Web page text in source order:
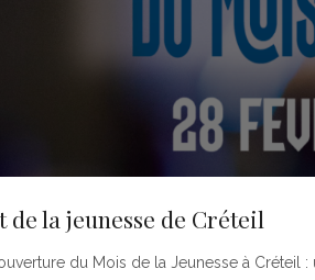
de la jeunesse de Créteil
du Mois de la Jeunesse à